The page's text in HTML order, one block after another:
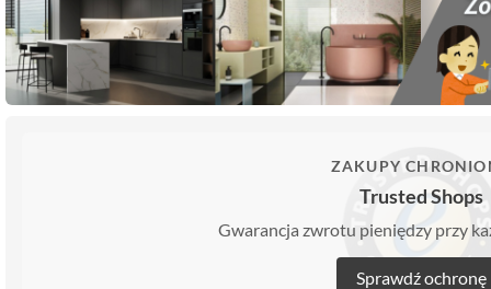
ZAKUPY
Trusted Shops
Gwarancja zwrotu pieniędzy przy
Sprawdź ochronę